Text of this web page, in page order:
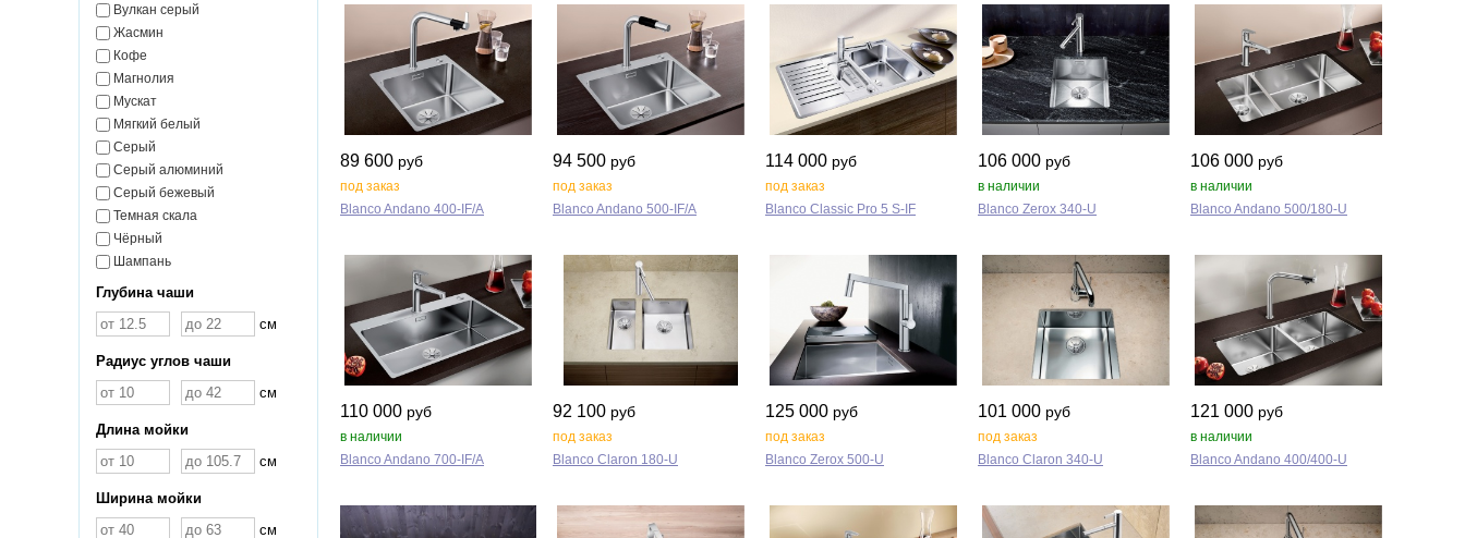
Вулкан серый
Жасмин
Кофе
Магнолия
Мускат
Мягкий белый
Серый
Серый алюминий
Серый бежевый
Темная скала
Чёрный
Шампань
Глубина чаши
см
Радиус углов чаши
см
Длина мойки
см
Ширина мойки
см
89 600 руб
под заказ
Blanco Andano 400‑IF/A
94 500 руб
под заказ
Blanco Andano 500‑IF/A
114 000 руб
под заказ
Blanco Classic Pro 5 S‑IF
106 000 руб
в наличии
Blanco Zerox 340‑U
106 000 руб
в наличии
Blanco Andano 500/180‑U
110 000 руб
в наличии
Blanco Andano 700‑IF/A
92 100 руб
под заказ
Blanco Claron 180‑U
125 000 руб
под заказ
Blanco Zerox 500‑U
101 000 руб
под заказ
Blanco Claron 340‑U
121 000 руб
в наличии
Blanco Andano 400/400‑U